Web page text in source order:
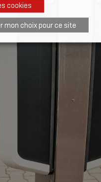
cookies
mon choix pour ce site